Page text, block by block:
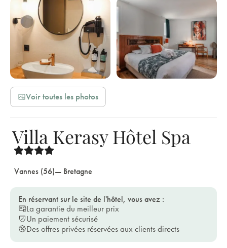
Voir toutes les photos
Villa Kerasy Hôtel Spa
Vannes (56)— Bretagne
En réservant sur le site de l'hôtel, vous avez :
La garantie du meilleur prix
Un paiement sécurisé
Des offres privées réservées aux clients directs